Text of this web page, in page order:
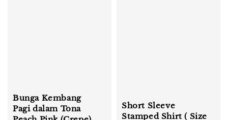
Bunga Kembang
Pagi dalam Tona
Short Sleeve
Stamped Shirt ( Size